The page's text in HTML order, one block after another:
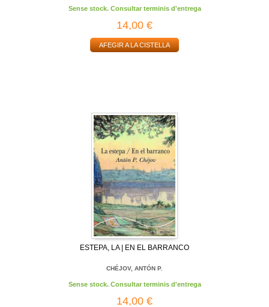
Sense stock. Consultar terminis d'entrega
14,00 €
AFEGIR A LA CISTELLA
ESTEPA, LA | EN EL BARRANCO
CHÉJOV, ANTÓN P.
Sense stock. Consultar terminis d'entrega
14,00 €